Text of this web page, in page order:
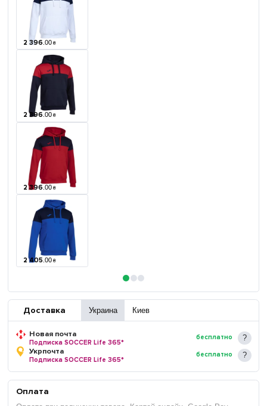
2 396 00 ₴
2 396 00 ₴
2 396 00 ₴
2 405 00 ₴
Доставка Украина Киев
Новая почта
Подписка SOCCER Life 365*
бесплатно
Укрпочта
Подписка SOCCER Life 365*
бесплатно
Оплата